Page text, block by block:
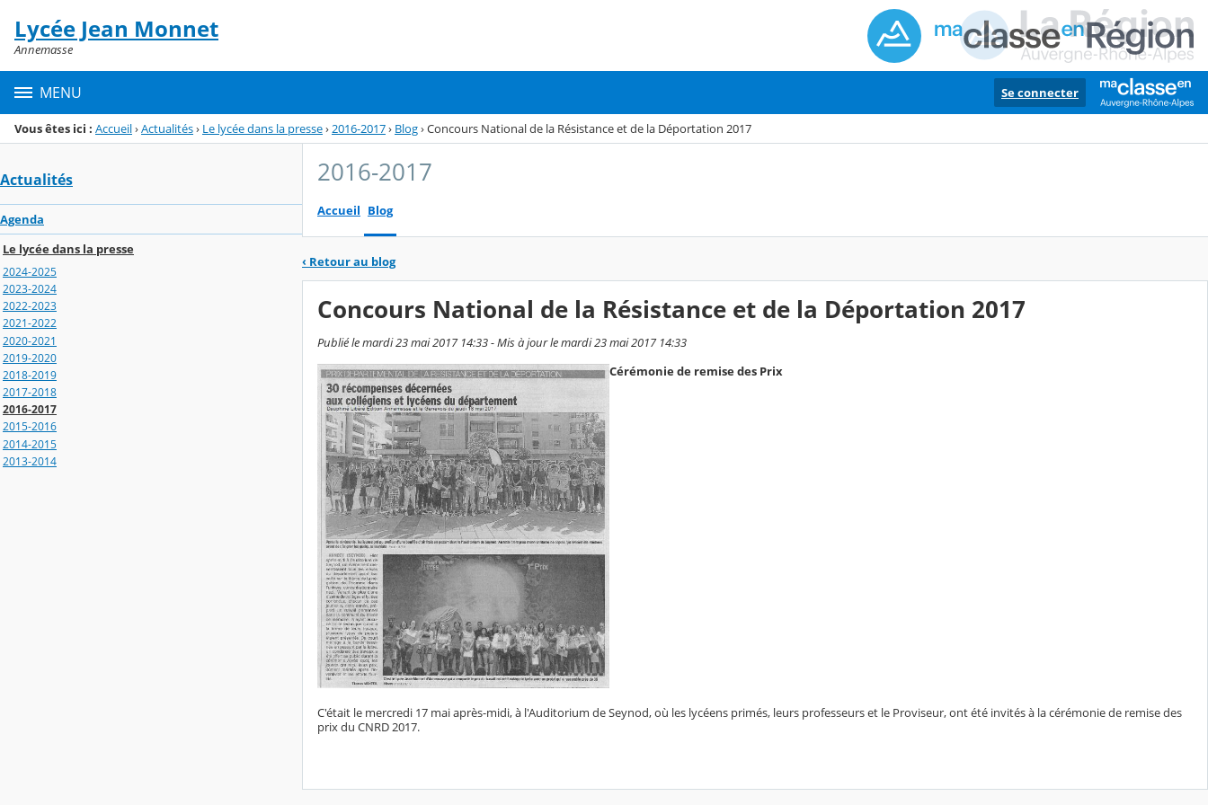
Menu de la rubrique
Contenu
Lycée Jean Monnet
Annemasse
MENU Se connecter
Vous êtes ici : Accueil›Actualités› Le lycée dans la presse›2016-2017› Blog›Concours National de la Résistance et de la Déportation 2017
Actualités
Agenda
Le lycée dans la presse
2024-2025
2023-2024
2022-2023
2021-2022
2020-2021
2019-2020
2018-2019
2017-2018
2016-2017
2015-2016
2014-2015
2013-2014
2016-2017
Accueil Blog
‹ Retour au blog
Concours National de la Résistance et de la Déportation 2017
Publié le mardi 23 mai 2017 14:33 - Mis à jour le mardi 23 mai 2017 14:33
Cérémonie de remise des Prix
C'était le mercredi 17 mai après-midi, à l'Auditorium de Seynod, où les lycéens primés, leurs professeurs et le Proviseur, ont été invités à la cérémonie de remise des
prix du CNRD 2017.